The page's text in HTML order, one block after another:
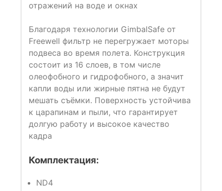
отражений на воде и окнах
Благодаря технологии GimbalSafe от
Freewell фильтр не перегружает моторы
подвеса во время полета. Конструкция
состоит из 16 слоев, в том числе
олеофобного и гидрофобного, а значит
капли воды или жирные пятна не будут
мешать съёмки. Поверхность устойчива
к царапинам и пыли, что гарантирует
долгую работу и высокое качество
кадра
Комплектация:
ND4